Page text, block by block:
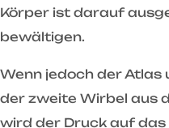
Körper ist darauf
bewältigen.
Wenn jedoch der Atlas
der zweite Wirbel aus
wird der Druck auf das